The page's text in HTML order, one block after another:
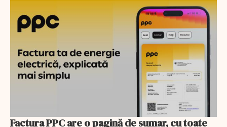
Factura PPC are o pagină de sumar, cu toate